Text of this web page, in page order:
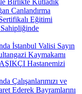
Canlandırma
Eğitimi
İstanbul Valisi Sayın
Kaymakamı
Hastanemizi
Çalışanlarımızı ve
Ederek Bayramlarını